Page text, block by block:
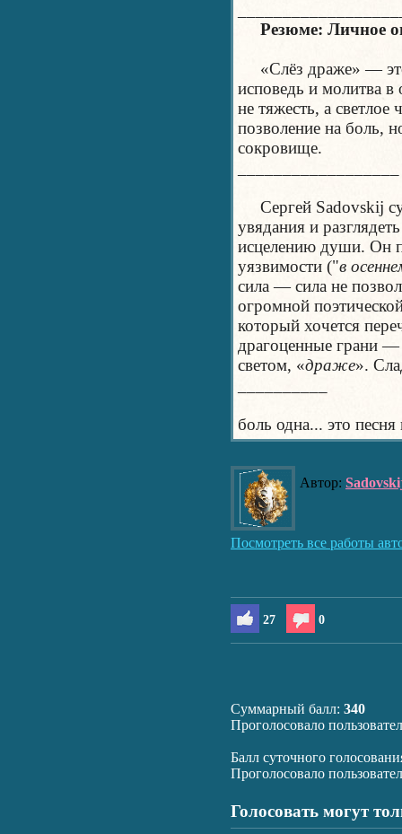
Резюме: Личное
«Слёз драже» — это
исповедь и молитва в
не тяжесть, а светлое
позволение на боль,
сокровище.
Сергей Sadovskij
увядания и
исцелению души. Он
уязвимости ("в
сила — сила не
огромной
который хочется
драгоценные грани —
светом, «драже».
боль одна... это
Автор:
Посмотреть все работы
27 0
Суммарный балл: 340
Проголосовало
Балл суточного
Проголосовало
Голосовать могут